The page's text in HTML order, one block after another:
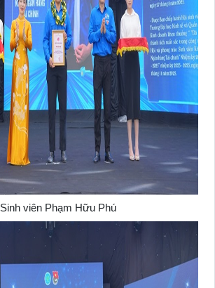
Sinh viên Phạm Hữu Phú